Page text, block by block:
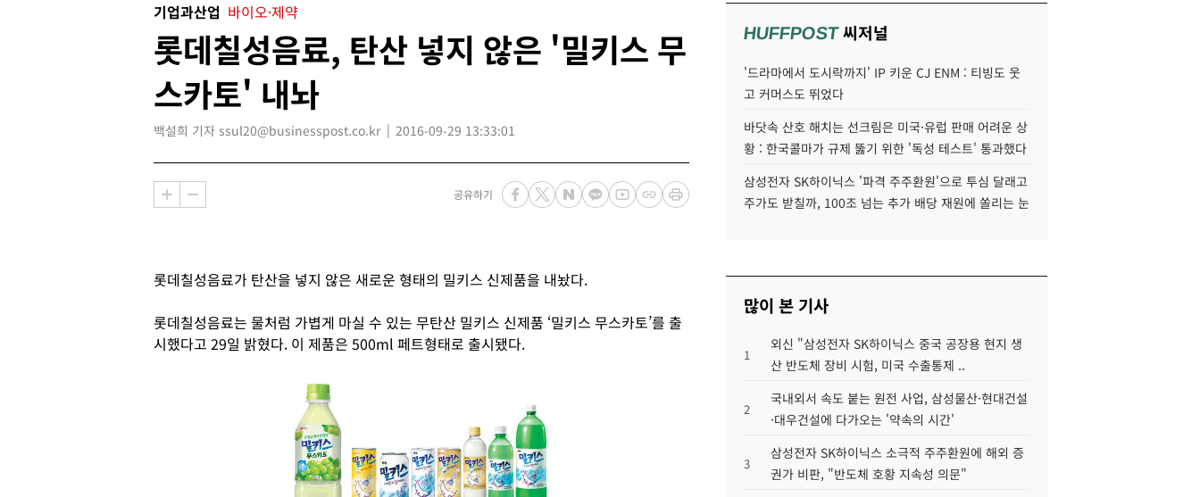
기업과산업 바이오·제약
롯데칠성음료, 탄산 넣지 않은 '밀키스 무
스카토' 내놔
백설희 기자 ssul20@businesspost.co.kr 2016-09-29 13:33:01
공유하기
롯데칠성음료가 탄산을 넣지 않은 새로운 형태의 밀키스 신제품을 내놨다.
롯데칠성음료는 물처럼 가볍게 마실 수 있는 무탄산 밀키스 신제품 ‘밀키스 무스카토’를 출
시했다고 29일 밝혔다. 이 제품은 500ml 페트형태로 출시됐다.
HUFFPOST씨저널
'드라마에서 도시락까지' IP 키운 CJ ENM : 티빙도 웃
고 커머스도 뛰었다
바닷속 산호 해치는 선크림은 미국·유럽 판매 어려운 상
황 : 한국콜마가 규제 뚫기 위한 '독성 테스트' 통과했다
삼성전자 SK하이닉스 '파격 주주환원'으로 투심 달래고
주가도 받칠까, 100조 넘는 추가 배당 재원에 쏠리는 눈
많이 본 기사
1
외신 "삼성전자 SK하이닉스 중국 공장용 현지 생
산 반도체 장비 시험, 미국 수출통제 ..
2
국내외서 속도 붙는 원전 사업, 삼성물산·현대건설
·대우건설에 다가오는 '약속의 시간'
3
삼성전자 SK하이닉스 소극적 주주환원에 해외 증
권가 비판, "반도체 호황 지속성 의문"